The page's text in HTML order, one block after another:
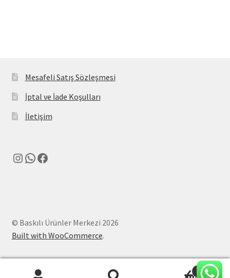
Mesafeli Satış Sözleşmesi
İptal ve İade Koşulları
İletişim
Instagram
WhatsApp
Facebook
© Baskılı Ürünler Merkezi 2026
Built with WooCommerce.